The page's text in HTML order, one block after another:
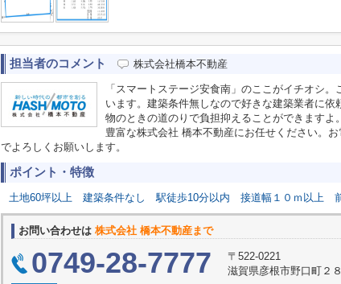
担当者のコメント 株式会社橋本不動産
「スマートステージ安食南」のここがイチオシ
います。建築条件無しなので好きな建築業者に
物のときの道のりで負担抑えることができます
豊富な株式会社 橋本不動産にお任せください。
でよろしくお願いします。
ポイント・特徴
土地60坪以上 建築条件なし 駅徒歩10分以内 接道幅１０ｍ以上
お問い合わせは 株式会社 橋本不動産まで
0749-28-7777
〒522-0221
滋賀県彦根市野口町２